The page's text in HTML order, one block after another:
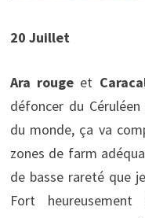
20 Juillet
Ara rouge et
défoncer du
du monde, ça va
zones de farm
de basse rareté que
Fort